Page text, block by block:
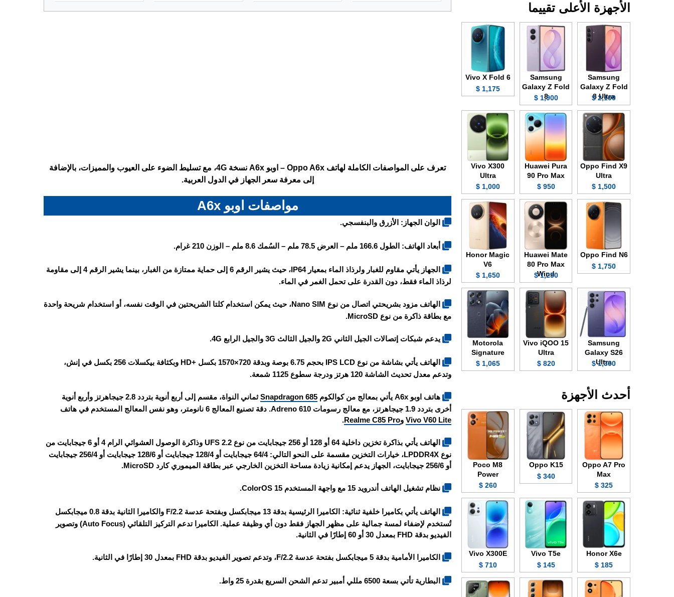
تعرف على المواصفات الكاملة لهاتف Oppo A6x – اوبو A6x نسخة 4G، مع تسليط الضوء على العيوب والمميزات، بالإضافة
إلى معرفة سعر الجهاز في الدول العربية.
مواصفات اوبو A6x
الوان الجهاز: الأزرق والبنفسجي.
أبعاد الهاتف: الطول 166.6 ملم – العرض 78.5 ملم – السُمك 8.6 ملم – الوزن 210 غرام.
الجهاز يأتي مقاوم للغبار ولرذاذ الماء بمعيار IP64، حيث يشير الرقم 6 إلى حماية ممتازة من الغبار، بينما يشير الرقم 4 إلى مقاومة
لرذاذ الماء فقط، دون القدرة على تحمل الغمر في الماء.
الهاتف مزود بشريحتي اتصال من نوع Nano SIM، حيث يمكن استخدام كلتا الشريحتين في الوقت نفسه، أو استخدام شريحة واحدة
مع بطاقة ذاكرة من نوع MicroSD.
يدعم شبكات إتصالات الجيل الثاني 2G والجيل الثالث 3G والجيل الرابع 4G.
الهاتف يأتي بشاشة من نوع IPS LCD بحجم 6.75 بوصة وبدقة 720×1570 بكسل +HD وبكثافة بيكسلات 256 بكسل في إنش،
وتدعم معدل تحديث الشاشة 120 هرتز ودرجة سطوع 1125 شمعة.
هاتف اوبو A6x يأتي بمعالج من كوالكوم Snapdragon 685
ثماني النواة، مقسم إلى أربع أنوية بتردد 2.8 جيجاهرتز وأربع أنوية
أخرى بتردد 1.9 جيجاهرتز، مع معالج رسومات Adreno 610. دقة تصنيع المعالج 6 نانومتر، وهو نفس المعالج المستخدم في هاتف
Vivo V60 Lite وRealme C85 Pro
.
الهاتف يأتي بذاكرة تخزين داخلية 64 أو 128 أو 256 جيجابايت من نوع UFS 2.2 وذاكرة الوصول العشوائي الرام 4 أو 6 جيجابايت من
نوع LPDDR4X، خيارات التخزين مقسمة على النحو التالي: 64/4 جيجابايت أو 128/4 جيجابايت أو 128/6 جيجابايت أو 256/4 جيجابايت
أو 256/6 جيجابايت، الجهاز يدعم إمكانية زيادة مساحة التخزين الخارجي عبر بطاقة الميموري كارد MicroSD.
نظام تشغيل الهاتف أندرويد 15 مع واجهة المستخدم ColorOS 15.
الهاتف يأتي بكاميرا خلفية ثنائية: الكاميرا الرئيسية بدقة 13 ميجابكسل وبفتحة عدسة F/2.2 والكاميرا الثانية بدقة 0.8 ميجابكسل
تُستخدم لإضفاء لمسة جمالية على مظهر الجهاز فقط دون أي وظيفة عملية. الكاميرا تدعم التركيز التلقائي (Auto Focus) وتصوير
الفيديو بدقة FHD بمعدل 30 أو 60 إطارًا في الثانية.
الكاميرا الأمامية بدقة 5 ميجابكسل بفتحة عدسة F/2.2، وتدعم تصوير الفيديو بدقة FHD بمعدل 30 إطارًا في الثانية.
البطارية تأتي بسعة 6500 مللي أمبير تدعم الشحن السريع بقدرة 25 واط.
الأجهزة الأعلى تقييما
Samsung
Galaxy Z Fold
8 Ultra
2,100 $
Samsung
Galaxy Z Fold
8
1,900 $
Vivo X Fold 6
1,175 $
Oppo Find X9
Ultra
1,500 $
Huawei Pura
90 Pro Max
950 $
Vivo X300
Ultra
1,000 $
Oppo Find N6
1,750 $
Huawei Mate
80 Pro Max
Wind
1,250 $
Honor Magic
V6
1,650 $
Samsung
Galaxy S26
Ultra
1,300 $
Vivo iQOO 15
Ultra
820 $
Motorola
Signature
1,065 $
أحدث الأجهزة
Oppo A7 Pro
Max
325 $
Oppo K15
340 $
Poco M8
Power
260 $
Honor X6e
185 $
Vivo T5e
145 $
Vivo X300E
710 $